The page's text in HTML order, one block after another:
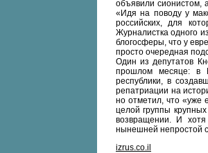
объявили сионистом,
«Идя на поводу у
российских, для
Журналистка одного
блогосферы, что у
просто очередная
Один из депутатов
прошлом месяце: в
республики, в
репатриации на
но отметил, что «уже
целой группы
возвращении. И хотя
нынешней непростой
izrus.co.il